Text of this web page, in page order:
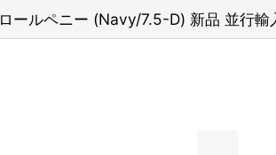
ールペニー (Navy/7.5-D) 新品 並行輸